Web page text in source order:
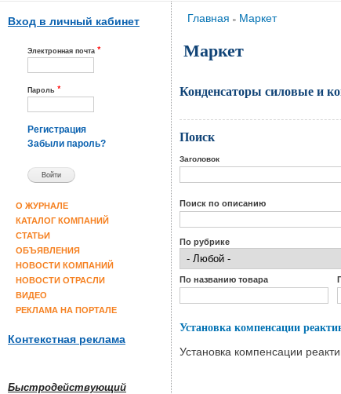
Вход в личный кабинет
Электронная почта *
Пароль *
Регистрация
Забыли пароль?
О ЖУРНАЛЕ
КАТАЛОГ КОМПАНИЙ
СТАТЬИ
ОБЪЯВЛЕНИЯ
НОВОСТИ КОМПАНИЙ
НОВОСТИ ОТРАСЛИ
ВИДЕО
РЕКЛАМА НА ПОРТАЛЕ
Контекстная реклама
Быстродействующий
Вы здесь
Главная » Маркет
Маркет
Конденсаторы силовые и
Поиск
Заголовок
Поиск по описанию
По рубрике
По названию товара
Установка компенсации
Установка компенсации